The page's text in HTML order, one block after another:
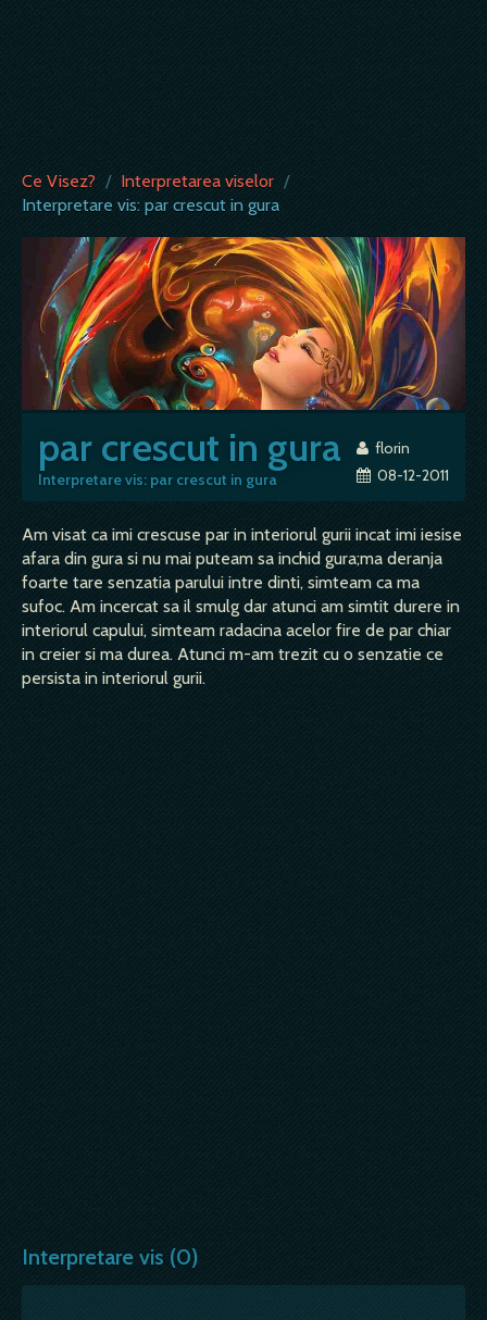
Ce Visez? / Interpretarea viselor /
Interpretare vis: par crescut in gura
par crescut in gura
Interpretare vis: par crescut in gura
florin
08-12-2011
Am visat ca imi crescuse par in interiorul gurii incat imi iesise
afara din gura si nu mai puteam sa inchid gura;ma deranja
foarte tare senzatia parului intre dinti, simteam ca ma
sufoc. Am incercat sa il smulg dar atunci am simtit durere in
interiorul capului, simteam radacina acelor fire de par chiar
in creier si ma durea. Atunci m-am trezit cu o senzatie ce
persista in interiorul gurii.
Interpretare vis (0)